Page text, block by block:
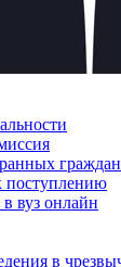
граждан
поступлению
вуз онлайн
в